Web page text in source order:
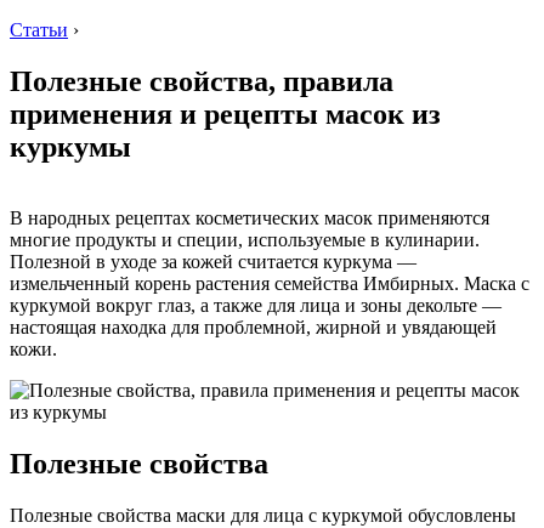
Статьи ›
Полезные свойства, правила
применения и рецепты масок из
куркумы
В народных рецептах косметических масок применяются
многие продукты и специи, используемые в кулинарии.
Полезной в уходе за кожей считается куркума —
измельченный корень растения семейства Имбирных. Маска с
куркумой вокруг глаз, а также для лица и зоны декольте —
настоящая находка для проблемной, жирной и увядающей
кожи.
Полезные свойства
Полезные свойства маски для лица с куркумой обусловлены